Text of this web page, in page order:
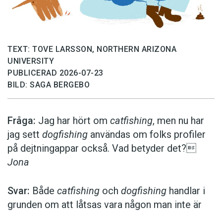
TEXT: TOVE LARSSON, NORTHERN ARIZONA
UNIVERSITY
PUBLICERAD 2026-07-23
BILD: SAGA BERGEBO
Fråga: Jag har hört om catfishing, men nu har
jag sett dogfishing användas om folks profiler
på dejtningappar också. Vad betyder det?
Jona
Svar: Både catfishing och dogfishing handlar i
grunden om att låtsas vara någon man inte är